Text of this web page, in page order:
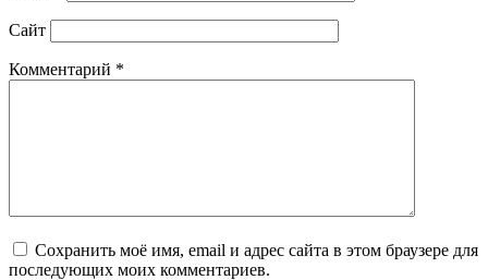
Сайт
Комментарий *
Сохранить моё имя, email и адрес сайта в этом браузере для
последующих моих комментариев.